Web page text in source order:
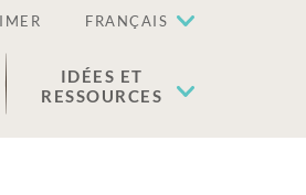
FRANÇAIS
IDÉES ET
RESSOURCES